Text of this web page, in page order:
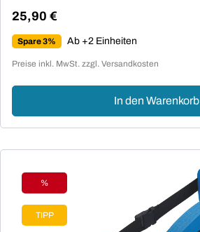
Regulärer Preis:
25,90 €
Spare 3% Ab +2 Einheiten
Preise inkl. MwSt. zzgl. Versandkosten
In den Warenkorb
Rabatt
%
TIPP